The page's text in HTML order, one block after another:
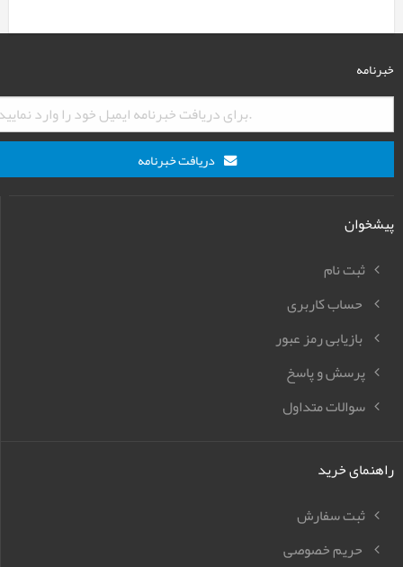
خبرنامه
دریافت خبرنامه
پیشخوان
ثبت نام
حساب کاربری
بازیابی رمز عبور
پرسش و پاسخ
سوالات متداول
راهنمای خرید
ثبت سفارش
حریم خصوصی